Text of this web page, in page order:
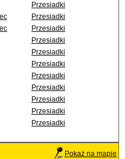
Przesiadki
Przesiadki
Przesiadki
Przesiadki
Przesiadki
Przesiadki
Przesiadki
Przesiadki
Przesiadki
Przesiadki
Przesiadki
Pokaż na mapie